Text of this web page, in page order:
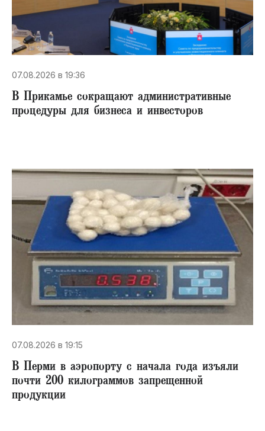
07.08.2026 в 19:36
В Прикамье сокращают административные
процедуры для бизнеса и инвесторов
07.08.2026 в 19:15
В Перми в аэропорту с начала года изъяли
почти 200 килограммов запрещенной
продукции